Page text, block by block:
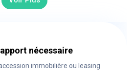
nécessaire
immobilière ou leasing